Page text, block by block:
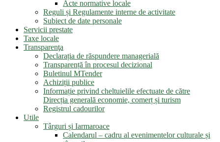
Acte normative locale
Reguli și Regulamente interne de activitate
Subiect de date personale
Servicii prestate
Taxe locale
Transparenţa
Declarația de răspundere managerială
Transparență în procesul decizional
Buletinul MTender
Achiziții publice
Informație privind cheltuielile efectuate de către
Direcția generală economie, comerț și turism
Registrul cadourilor
Utile
Târguri și Iarmaroace
Calendarul – cadru al evenimentelor culturale și